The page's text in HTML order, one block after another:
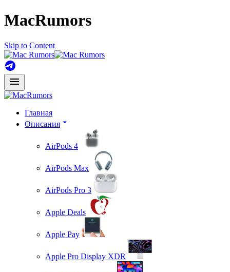
MacRumors
Skip to Content
Главная
Описания
AirPods 4
AirPods Max
AirPods Pro 3
Apple Deals
Apple Pay
Apple Pro Display XDR